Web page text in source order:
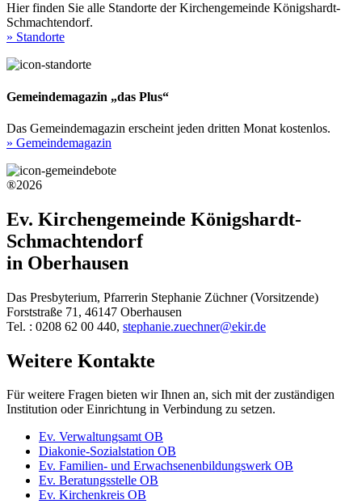
Hier finden Sie alle Standorte der Kirchengemeinde Königshardt-
Schmachtendorf.
» Standorte
Gemeindemagazin „das Plus“
Das Gemeindemagazin erscheint jeden dritten Monat kostenlos.
» Gemeindemagazin
®2026
Ev. Kirchengemeinde Königshardt-
Schmachtendorf
in Oberhausen
Das Presbyterium, Pfarrerin Stephanie Züchner (Vorsitzende)
Forststraße 71, 46147 Oberhausen
Tel. : 0208 62 00 440, stephanie.zuechner@ekir.de
Weitere Kontakte
Für weitere Fragen bieten wir Ihnen an, sich mit der zuständigen
Institution oder Einrichtung in Verbindung zu setzen.
Ev. Verwaltungsamt OB
Diakonie-Sozialstation OB
Ev. Familien- und Erwachsenenbildungswerk OB
Ev. Beratungsstelle OB
Ev. Kirchenkreis OB